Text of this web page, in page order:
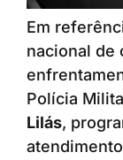
Em
nacional de
Polícia
Lilás,